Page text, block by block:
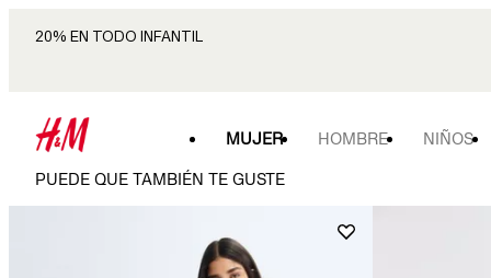
20% EN TODO INFANTIL
MUJER HOMBRE NIÑOS
PUEDE QUE TAMBIÉN TE GUSTE